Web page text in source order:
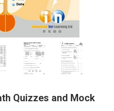
Quizzes and Mock